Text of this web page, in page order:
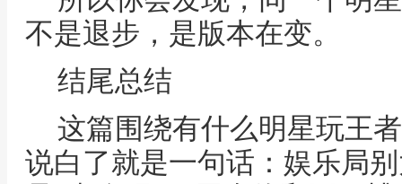
不是退步，是版本在变。
结尾总结
这篇围绕有什么明星玩王
说白了就是一句话：娱乐局